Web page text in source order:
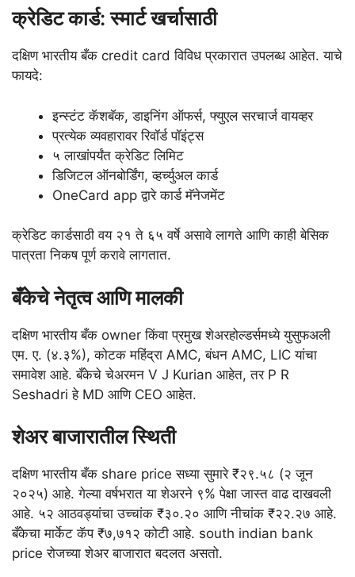
क्रेडिट कार्ड: स्मार्ट खर्चासाठी
दक्षिण भारतीय बँक credit card विविध प्रकारात उपलब्ध आहेत. याचे
फायदे:
इन्स्टंट कॅशबॅक, डाइनिंग ऑफर्स, फ्युएल सरचार्ज वायव्हर
प्रत्येक व्यवहारावर रिवॉर्ड पॉइंट्स
५ लाखांपर्यंत क्रेडिट लिमिट
डिजिटल ऑनबोर्डिंग, व्हर्च्युअल कार्ड
OneCard app द्वारे कार्ड मॅनेजमेंट
क्रेडिट कार्डसाठी वय २१ ते ६५ वर्षे असावे लागते आणि काही बेसिक
पात्रता निकष पूर्ण करावे लागतात.
बँकेचे नेतृत्व आणि मालकी
दक्षिण भारतीय बँक owner किंवा प्रमुख शेअरहोल्डर्समध्ये युसुफअली
एम. ए. (४.३%), कोटक महिंद्रा AMC, बंधन AMC, LIC यांचा
समावेश आहे. बँकेचे चेअरमन V J Kurian आहेत, तर P R
Seshadri हे MD आणि CEO आहेत.
शेअर बाजारातील स्थिती
दक्षिण भारतीय बँक share price सध्या सुमारे ₹२९.५८ (२ जून
२०२५) आहे. गेल्या वर्षभरात या शेअरने ९% पेक्षा जास्त वाढ दाखवली
आहे. ५२ आठवड्यांचा उच्चांक ₹३०.२० आणि नीचांक ₹२२.२७ आहे.
बँकेचा मार्केट कॅप ₹७,७१२ कोटी आहे. south indian bank
price रोजच्या शेअर बाजारात बदलत असतो.